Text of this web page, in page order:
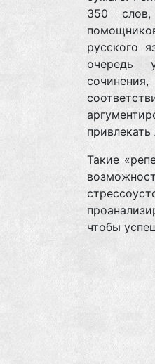
350
русского
очередь
Такие
чтобы